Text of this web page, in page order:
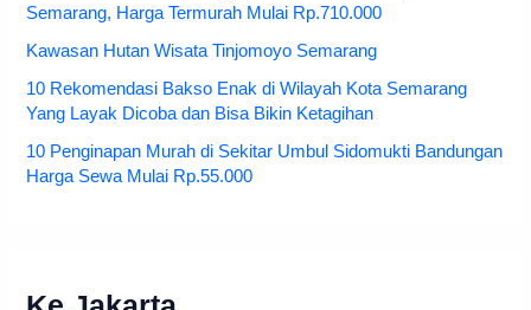
Semarang, Harga Termurah Mulai Rp.710.000
Kawasan Hutan Wisata Tinjomoyo Semarang
10 Rekomendasi Bakso Enak di Wilayah Kota Semarang
Yang Layak Dicoba dan Bisa Bikin Ketagihan
10 Penginapan Murah di Sekitar Umbul Sidomukti Bandungan
Harga Sewa Mulai Rp.55.000